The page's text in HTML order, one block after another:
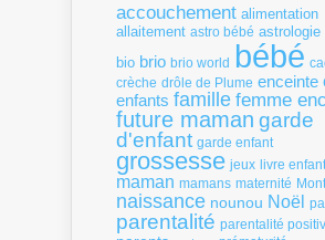
accouchement alimentation
allaitement astro bébé astrologie
bio brio brio world bébé
crèche drôle de Plume enceinte
enfants famille femme
future maman garde
d'enfant garde enfant
grossesse jeux livre enfant
maman mamans maternité
naissance nounou Noël
parentalité parentalité